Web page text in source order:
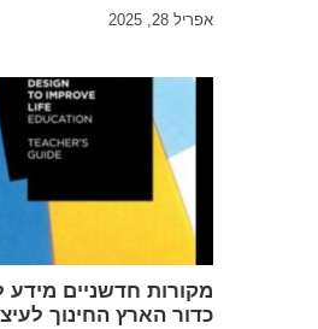
אפריל 28, 2025
מקורות חדשניים מידע
כדור הארץ החינוך